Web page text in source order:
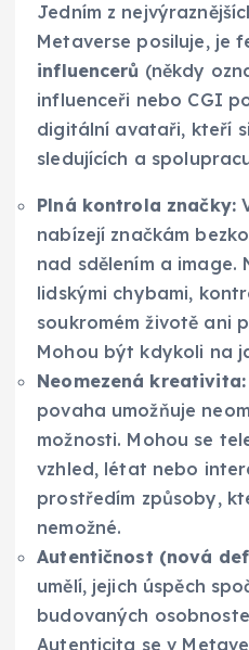
Jedním z
Metaverse posiluje, je
influencerů (někdy
influenceři nebo CGI
digitální avataři, kteří
sledujících a
Plná kontrola značky:
nabízejí značkám
nad sdělením a image.
lidskými chybami,
soukromém životě ani
Mohou být kdykoli na
Neomezená kreativita:
povaha umožňuje
možnosti. Mohou se
vzhled, létat nebo
prostředím způsoby,
nemožné.
Autentičnost (nová
umělí, jejich úspěch
budovaných
Autenticita se v